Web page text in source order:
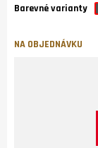
Barevné varianty
NA OBJEDNÁVKU